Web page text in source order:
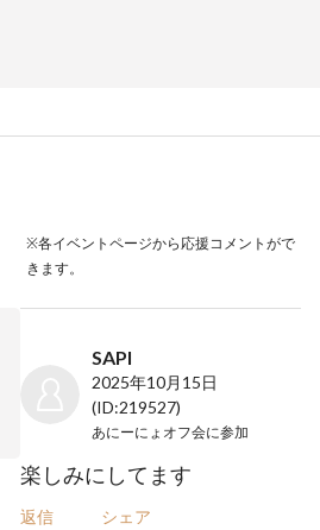
※各イベントページから応援コメントがで
きます。
SAPI
2025年10月15日
(ID:219527)
あにーにょオフ会に参加
楽しみにしてます
返信 シェア